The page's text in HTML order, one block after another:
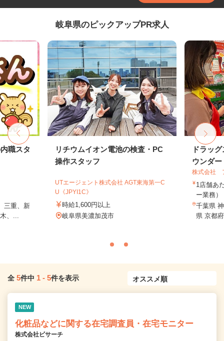
岐阜県のピックアップPR求人
職スタ
三重、新
、...
リチウムイオン電池の検査・PC
操作スタッフ
UTエージェント株式会社 AGT東海第一C
U《JPYI1C》
時給1,600円以上
岐阜県美濃加茂市
ドラッ
ウンダ
株式会社
1店舗あ
ー業務
千葉県
県 京都
全 5件中 1 - 5件を表示
NEW
化粧品などに関する在宅調査員・在宅モニター
株式会社ビサーチ